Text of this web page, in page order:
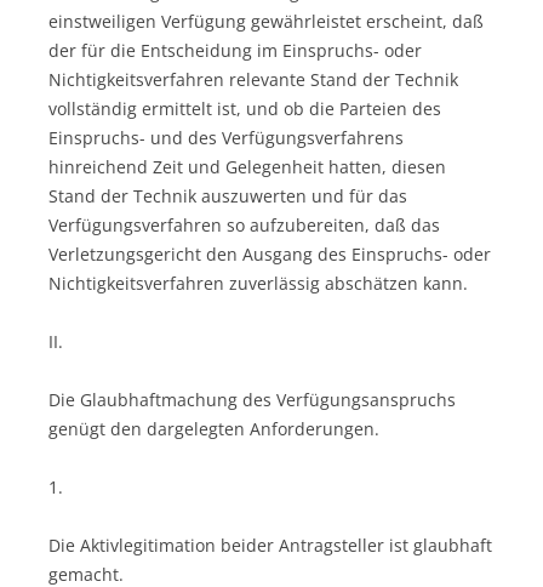
einstweiligen Verfügung gewährleistet erscheint, daß
der für die Entscheidung im Einspruchs- oder
Nichtigkeitsverfahren relevante Stand der Technik
vollständig ermittelt ist, und ob die Parteien des
Einspruchs- und des Verfügungsverfahrens
hinreichend Zeit und Gelegenheit hatten, diesen
Stand der Technik auszuwerten und für das
Verfügungsverfahren so aufzubereiten, daß das
Verletzungsgericht den Ausgang des Einspruchs- oder
Nichtigkeitsverfahren zuverlässig abschätzen kann.
II.
Die Glaubhaftmachung des Verfügungsanspruchs
genügt den dargelegten Anforderungen.
1.
Die Aktivlegitimation beider Antragsteller ist glaubhaft
gemacht.